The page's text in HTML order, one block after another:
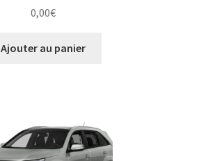
0,00€
Ajouter au panier